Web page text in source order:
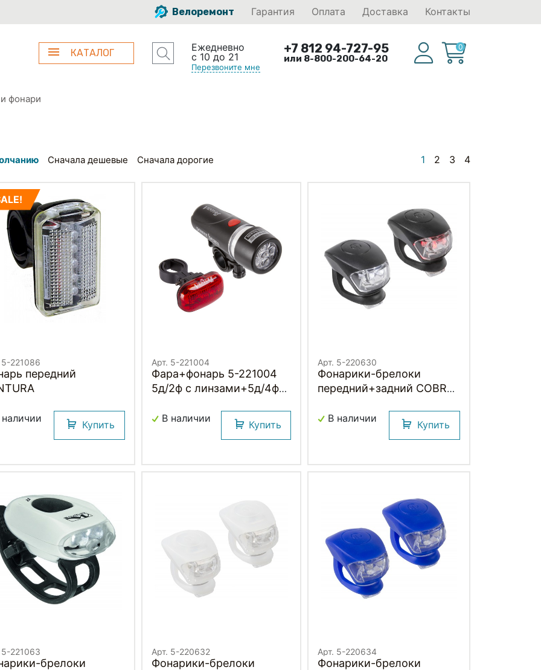
Велоремонт Гарантия Оплата Доставка Контакты
КАТАЛОГ
Ежедневно
с 10 до 21
Перезвоните мне
+7 812 94-727-95
или 8-800-200-64-20
0
фонари
Сначала дешевые Сначала дорогие 1 2 3 4
5-221086
передний
Купить
Арт. 5-221004
Фара+фонарь 5-221004
5д/2ф с линзами+5д/4ф
VENTURA
В наличии
Купить
Арт. 5-220630
Фонарики-брелоки
передний+задний COBRA
В наличии
Купить
5-221063
брелоки
Арт. 5-220632
Фонарики-брелоки
Арт. 5-220634
Фонарики-брелоки